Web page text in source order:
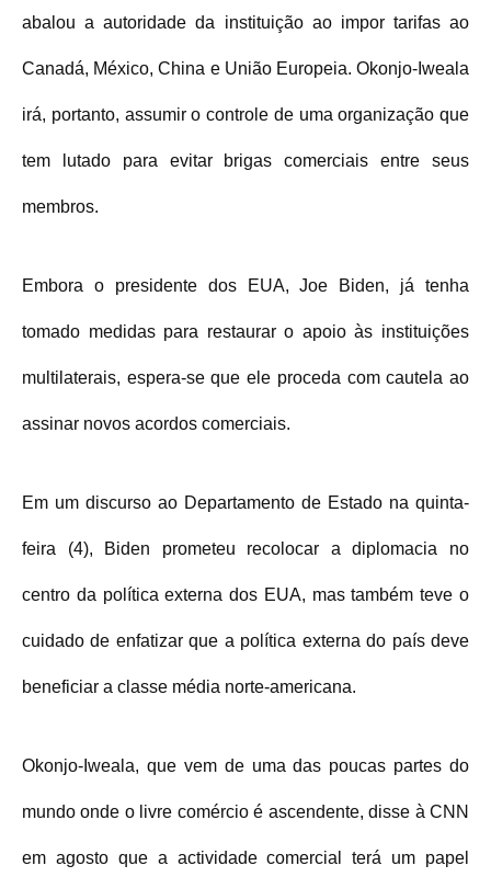
abalou a autoridade da instituição ao impor tarifas ao
Canadá, México, China e União Europeia. Okonjo-Iweala
irá, portanto, assumir o controle de uma organização que
tem lutado para evitar brigas comerciais entre seus
membros.
Embora o presidente dos EUA, Joe Biden, já tenha
tomado medidas para restaurar o apoio às instituições
multilaterais, espera-se que ele proceda com cautela ao
assinar novos acordos comerciais.
Em um discurso ao Departamento de Estado na quinta-
feira (4), Biden prometeu recolocar a diplomacia no
centro da política externa dos EUA, mas também teve o
cuidado de enfatizar que a política externa do país deve
beneficiar a classe média norte-americana.
Okonjo-Iweala, que vem de uma das poucas partes do
mundo onde o livre comércio é ascendente, disse à CNN
em agosto que a actividade comercial terá um papel